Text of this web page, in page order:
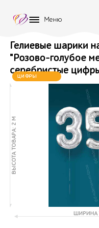
Меню
Гелиевые шарики
"Розово-голубое
серебристые
ХИТ
ЦИФРЫ
ВЫСОТА ТОВАРА: 2 М
ШИРИНА